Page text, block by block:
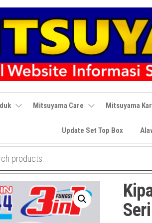
Mitsuyama Care Mitsuyama
Update Set Top Box